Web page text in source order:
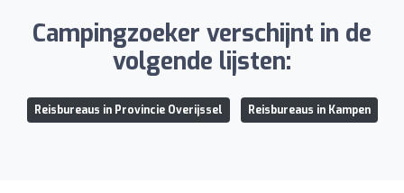
Campingzoeker verschijnt in de
volgende lijsten:
Reisbureaus in Provincie Overijssel Reisbureaus in Kampen